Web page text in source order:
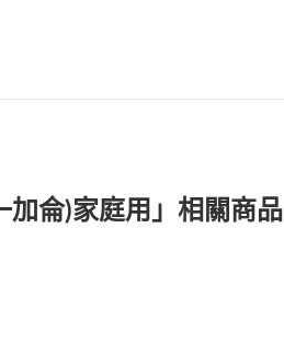
加侖)家庭用」相關商品